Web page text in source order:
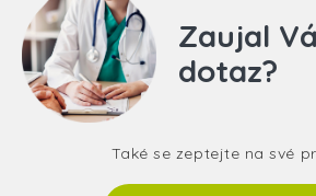
Zaujal
dotaz?
Také se zeptejte na své